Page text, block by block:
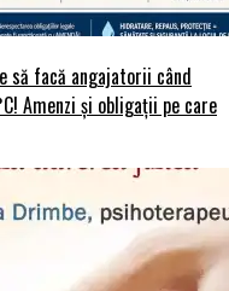
să facă angajatorii când
Amenzi și obligații pe care